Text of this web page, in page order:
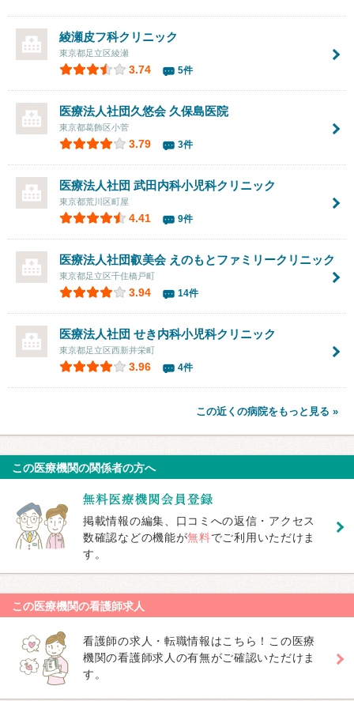
綾瀬皮フ科クリニック
東京都足立区綾瀬
3.74 5件
医療法人社団久悠会久保島医院
東京都葛飾区小菅
3.79 3件
医療法人社団 武田内科小児科クリニック
東京都荒川区町屋
4.41 9件
医療法人社団叡美会 えのもとファミリークリニック
東京都足立区千住橋戸町
3.94 14件
医療法人社団 せき内科小児科クリニック
東京都足立区西新井栄町
3.96 4件
この近くの病院をもっと見る »
この医療機関の関係者の方へ
掲載情報の編集、口コミへの返信・アクセス
数確認などの機能が無料でご利用いただけま
す。
この医療機関の看護師求人
看護師の求人・転職情報はこちら！この医療
機関の看護師求人の有無がご確認いただけま
す。